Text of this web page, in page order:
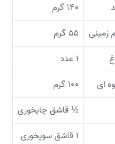
۱۴۰ گرم
زمینی
۵۵ گرم
۱ عدد
ای
۱۰۰ گرم
½ قاشق چایخوری
۱ قاشق سوپخوری